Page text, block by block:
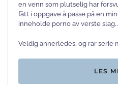
en venn som plutselig har
fått i oppgave å passe på en
inneholde porno av verste
Veldig annerledes, og rar serie
LES